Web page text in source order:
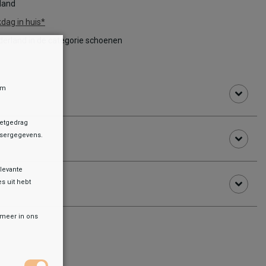
in huis*
in de categorie schoenen
uit hebt
in ons